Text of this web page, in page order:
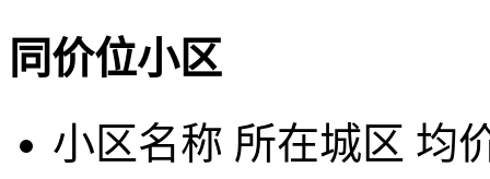
同价位小区
小区名称 所在城区 均